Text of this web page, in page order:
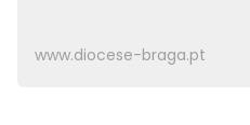
www.diocese-braga.pt